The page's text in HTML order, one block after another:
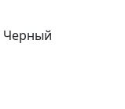
Черный